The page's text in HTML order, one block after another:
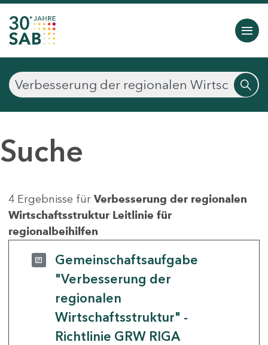
Suche
4 Ergebnisse für Verbesserung der regionalen
Wirtschaftsstruktur Leitlinie für
regionalbeihilfen
Gemeinschaftsaufgabe
"Verbesserung der
regionalen
Wirtschaftsstruktur" -
Richtlinie GRW RIGA